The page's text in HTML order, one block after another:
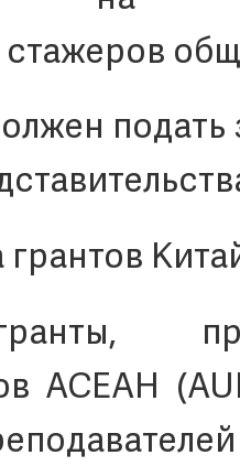
стажеров
АСЕАН